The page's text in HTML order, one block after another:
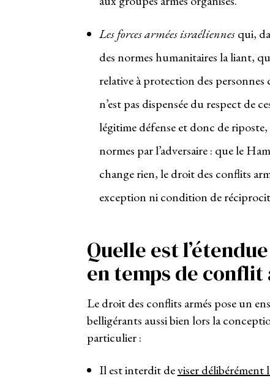
Les forces armées israéliennesqui,
des normes humanitaires la liant,
relative à protection des
n’est pas dispensée du respect de
légitime défense et donc de riposte,
normes par l’adversaire : que le
change rien, le droit des conflits
exception ni condition de
Quelle est
en temps de conflit
Le droit des conflits armés pose un
belligérants aussi bien lors la
particulier :
Il est interdit deviser délibérément